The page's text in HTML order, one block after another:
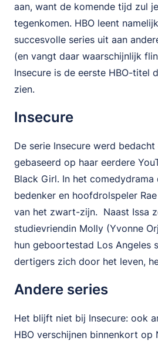
aan, want de komende tijd zul
tegenkomen. HBO leent
succesvolle series uit aan
(en vangt daar waarschijnlijk
Insecure is de eerste HBO-titel
zien.
Insecure
De serie Insecure werd bedacht
gebaseerd op haar eerdere
Black Girl. In het comedydrama
bedenker en hoofdrolspeler
van het zwart-zijn. Naast Issa
studievriendin Molly (Yvonne
hun geboortestad Los Angeles
dertigers zich door het leven,
Andere series
Het blijft niet bij Insecure: ook
HBO verschijnen binnenkort op